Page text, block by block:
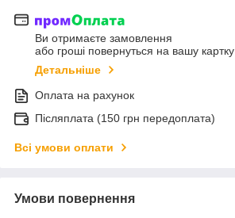
Ви отримаєте замовлення
або гроші повернуться на вашу картку
Детальніше
Оплата на рахунок
Післяплата (150 грн передоплата)
Всі умови оплати
Умови повернення